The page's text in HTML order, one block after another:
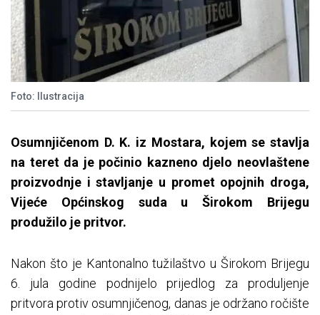
Foto: Ilustracija
Osumnjičenom D. K. iz Mostara, kojem se stavlja
na teret da je počinio kazneno djelo neovlaštene
proizvodnje i stavljanje u promet opojnih droga,
Vijeće Općinskog suda u Širokom Brijegu
produžilo je pritvor.
Nakon što je Kantonalno tužilaštvo u Širokom Brijegu
6. jula godine podnijelo prijedlog za produljenje
pritvora protiv osumnjičenog, danas je održano ročište